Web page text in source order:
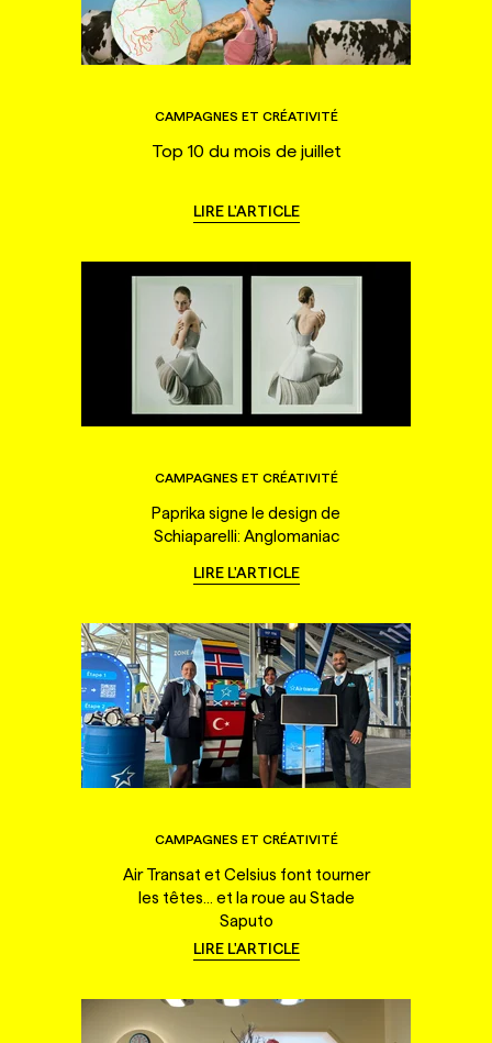
CAMPAGNES ET CRÉATIVITÉ
Top 10 du mois de juillet
LIRE L'ARTICLE
CAMPAGNES ET CRÉATIVITÉ
Paprika signe le design de
Schiaparelli: Anglomaniac
LIRE L'ARTICLE
CAMPAGNES ET CRÉATIVITÉ
Air Transat et Celsius font tourner
les têtes... et la roue au Stade
Saputo
LIRE L'ARTICLE